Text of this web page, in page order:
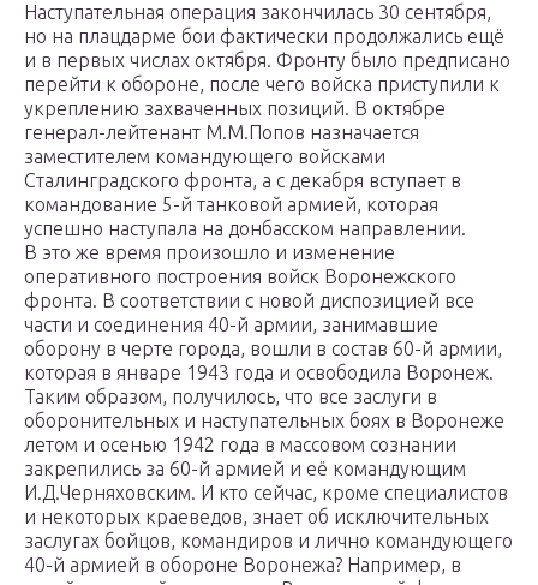
Наступательная операция закончилась 30 сентября,
но на плацдарме бои фактически продолжались ещё
и в первых числах октября. Фронту было предписано
перейти к обороне, после чего войска приступили к
укреплению захваченных позиций. В октябре
генерал-лейтенант М.М.Попов назначается
заместителем командующего войсками
Сталинградского фронта, а с декабря вступает в
командование 5-й танковой армией, которая
успешно наступала на донбасском направлении.
В это же время произошло и изменение
оперативного построения войск Воронежского
фронта. В соответствии с новой диспозицией все
части и соединения 40-й армии, занимавшие
оборону в черте города, вошли в состав 60-й армии,
которая в январе 1943 года и освободила Воронеж.
Таким образом, получилось, что все заслуги в
оборонительных и наступательных боях в Воронеже
летом и осенью 1942 года в массовом сознании
закрепились за 60-й армией и её командующим
И.Д.Черняховским. И кто сейчас, кроме специалистов
и некоторых краеведов, знает об исключительных
заслугах бойцов, командиров и лично командующего
40-й армией в обороне Воронежа? Например, в